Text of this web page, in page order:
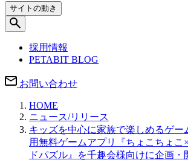
サイトの動き
採用情報
PETABIT BLOG
お問い合わせ
HOME
ニュース/リリース
キッズを中心に家族で楽しめるゲー
用無料ゲームアプリ『ちょこちょこ
ドパズル』を千趣会様向けに企画・